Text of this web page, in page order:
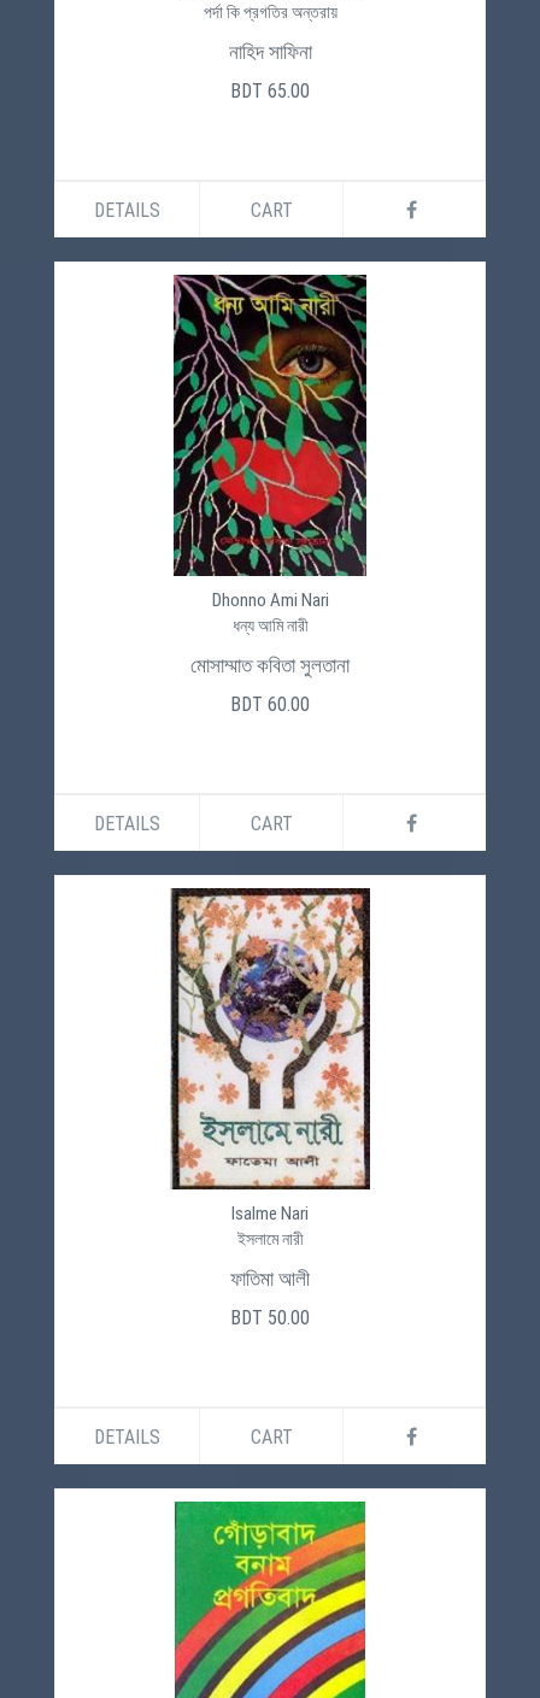
পর্দা কি প্রগতির অন্তরায়
নাহিদ সাফিনা
BDT 65.00
DETAILS CART
Dhonno Ami Nari
ধন্য আমি নারী
মোসাম্মাত কবিতা সুলতানা
BDT 60.00
DETAILS CART
Isalme Nari
ইসলামে নারী
ফাতিমা আলী
BDT 50.00
DETAILS CART